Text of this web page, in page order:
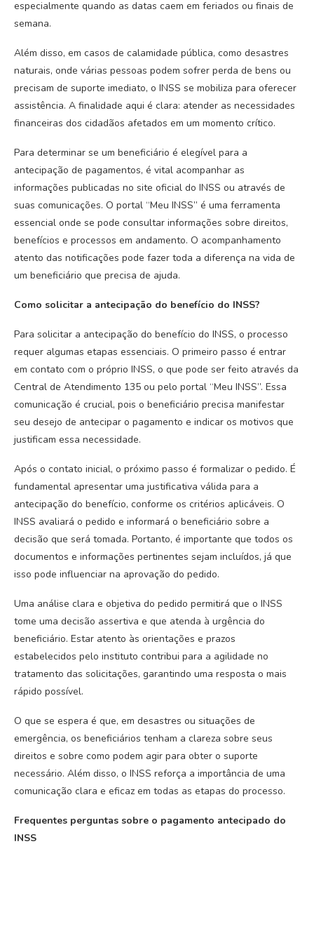
especialmente quando as datas caem em feriados ou finais de
semana.
Além disso, em casos de calamidade pública, como desastres
naturais, onde várias pessoas podem sofrer perda de bens ou
precisam de suporte imediato, o INSS se mobiliza para oferecer
assistência. A finalidade aqui é clara: atender as necessidades
financeiras dos cidadãos afetados em um momento crítico.
Para determinar se um beneficiário é elegível para a
antecipação de pagamentos, é vital acompanhar as
informações publicadas no site oficial do INSS ou através de
suas comunicações. O portal “Meu INSS” é uma ferramenta
essencial onde se pode consultar informações sobre direitos,
benefícios e processos em andamento. O acompanhamento
atento das notificações pode fazer toda a diferença na vida de
um beneficiário que precisa de ajuda.
Como solicitar a antecipação do benefício do INSS?
Para solicitar a antecipação do benefício do INSS, o processo
requer algumas etapas essenciais. O primeiro passo é entrar
em contato com o próprio INSS, o que pode ser feito através da
Central de Atendimento 135 ou pelo portal “Meu INSS”. Essa
comunicação é crucial, pois o beneficiário precisa manifestar
seu desejo de antecipar o pagamento e indicar os motivos que
justificam essa necessidade.
Após o contato inicial, o próximo passo é formalizar o pedido. É
fundamental apresentar uma justificativa válida para a
antecipação do benefício, conforme os critérios aplicáveis. O
INSS avaliará o pedido e informará o beneficiário sobre a
decisão que será tomada. Portanto, é importante que todos os
documentos e informações pertinentes sejam incluídos, já que
isso pode influenciar na aprovação do pedido.
Uma análise clara e objetiva do pedido permitirá que o INSS
tome uma decisão assertiva e que atenda à urgência do
beneficiário. Estar atento às orientações e prazos
estabelecidos pelo instituto contribui para a agilidade no
tratamento das solicitações, garantindo uma resposta o mais
rápido possível.
O que se espera é que, em desastres ou situações de
emergência, os beneficiários tenham a clareza sobre seus
direitos e sobre como podem agir para obter o suporte
necessário. Além disso, o INSS reforça a importância de uma
comunicação clara e eficaz em todas as etapas do processo.
Frequentes perguntas sobre o pagamento antecipado do
INSS